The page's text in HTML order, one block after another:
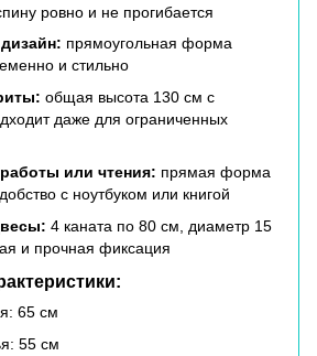
ровно и не прогибается
прямоугольная форма
и стильно
общая высота 130 см с
даже для ограниченных
или чтения: прямая форма
с ноутбуком или книгой
4 каната по 80 см, диаметр 15
и прочная фиксация
65 см
55 см